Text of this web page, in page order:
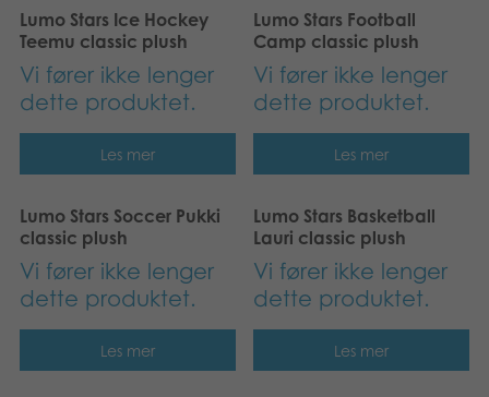
Arkiverte produkter
Nederlands
Français
Polski
Deutsch
Lumo Stars Ice Hockey
Teemu classic plush
Vi fører ikke lenger
dette produktet.
Les mer
Lumo Stars Football
Camp classic plush
Vi fører ikke lenger
dette produktet.
Les mer
Lumo Stars Soccer Pukki
classic plush
Vi fører ikke lenger
dette produktet.
Les mer
Lumo Stars Basketball
Lauri classic plush
Vi fører ikke lenger
dette produktet.
Les mer